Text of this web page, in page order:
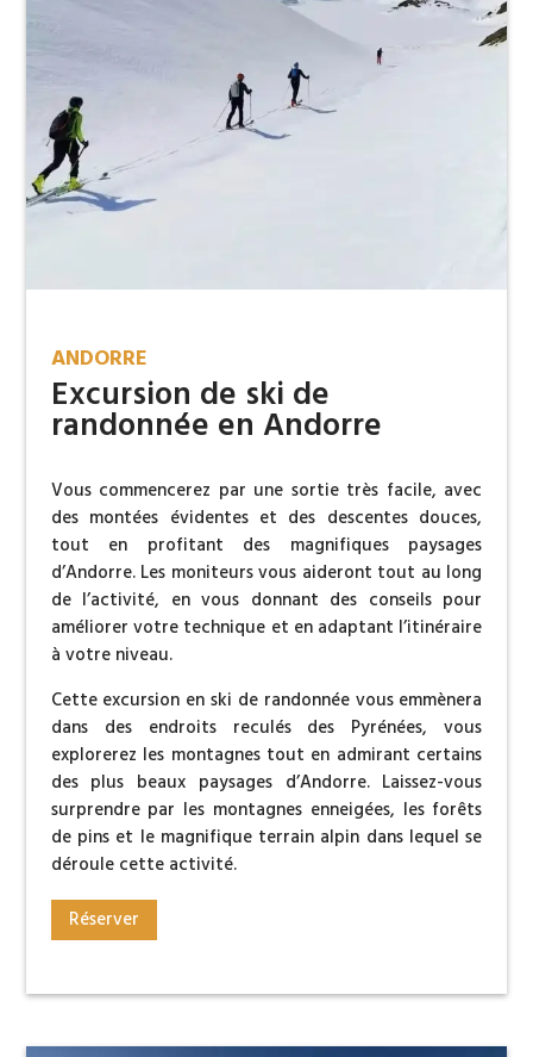
ANDORRE
Excursion de ski de
randonnée en Andorre
Vous commencerez par une sortie très facile, avec
des montées évidentes et des descentes douces,
tout en profitant des magnifiques paysages
d’Andorre. Les moniteurs vous aideront tout au long
de l’activité, en vous donnant des conseils pour
améliorer votre technique et en adaptant l’itinéraire
à votre niveau.
Cette excursion en ski de randonnée vous emmènera
dans des endroits reculés des Pyrénées, vous
explorerez les montagnes tout en admirant certains
des plus beaux paysages d’Andorre. Laissez-vous
surprendre par les montagnes enneigées, les forêts
de pins et le magnifique terrain alpin dans lequel se
déroule cette activité.
Réserver